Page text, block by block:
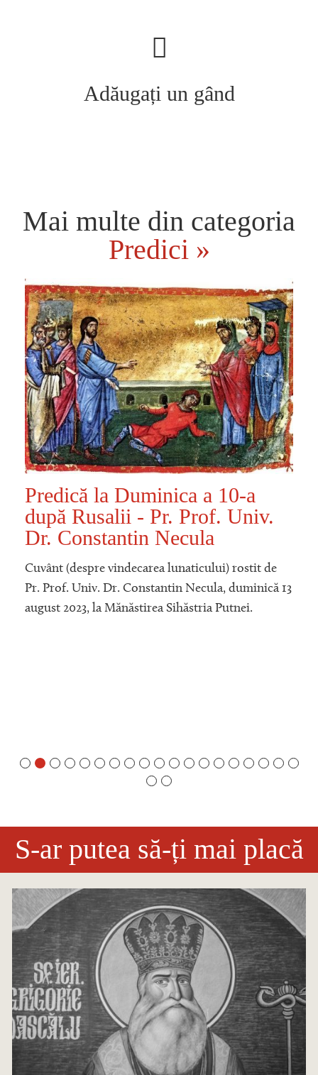
Adăugați un gând
Mai multe din categoria
Predici »
Predică la Duminica a 10-a
după Rusalii - Pr. Prof. Univ.
Dr. Constantin Necula
Cuvânt (despre vindecarea lunaticului) rostit de
Pr. Prof. Univ. Dr. Constantin Necula, duminică 13
august 2023, la Mănăstirea Sihăstria Putnei.
S-ar putea să-ți mai placă